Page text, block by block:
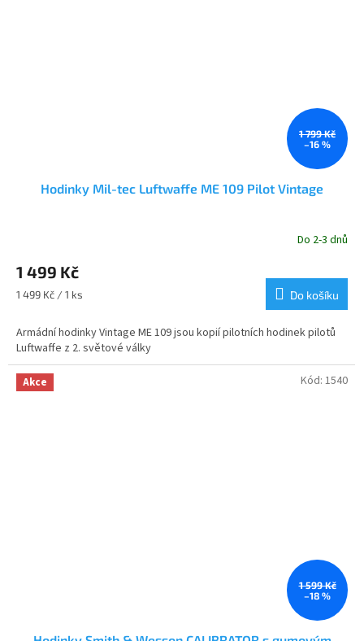
1 799 Kč
–16 %
Hodinky Mil-tec Luftwaffe ME 109 Pilot Vintage
produktu
je
4,8
5
hvězdiček.
Do 2-3 dnů
1 499 Kč
Měrná
1 499 Kč / 1 ks Do košíku
Armádní hodinky Vintage ME 109 jsou kopií pilotních hodinek pilotů
Luftwaffe z 2. světové války
Akce
1 599 Kč
–18 %
Kód: 1540